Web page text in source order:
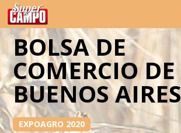
Temas de hoy
BOLSA DE
COMERCIO DE
BUENOS AIRES
EXPOAGRO 2020